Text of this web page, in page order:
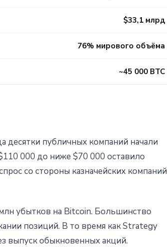
$33,1 млрд
76% мирового объёма
~45 000 BTC
десятки публичных компаний начали
000 до ниже $70 000 оставило
со стороны казначейских компаний
убытков на Bitcoin. Большинство
позиций. В то время как Strategy
выпуск обыкновенных акций.